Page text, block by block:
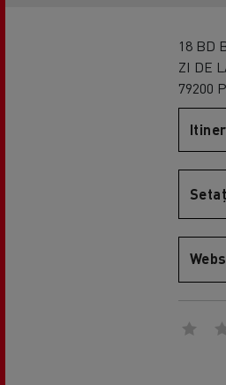
18 BD
ZI DE
79200